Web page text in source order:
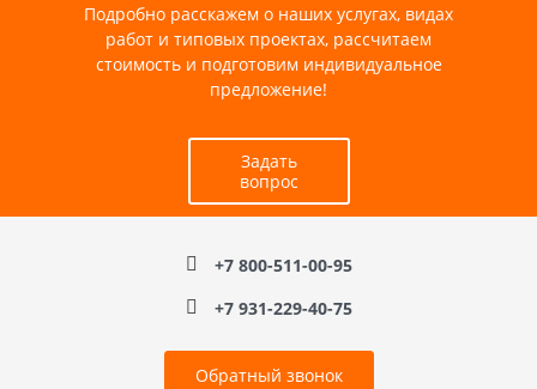
Подробно расскажем о наших услугах, видах
работ и типовых проектах, рассчитаем
стоимость и подготовим индивидуальное
предложение!
Задать
вопрос
+7 800-511-00-95
+7 931-229-40-75
Обратный звонок